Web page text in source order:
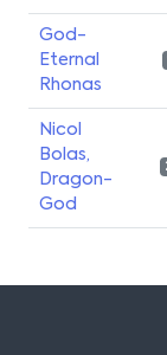
God-
Eternal
Rhonas
Nicol
Bolas,
Dragon-
God